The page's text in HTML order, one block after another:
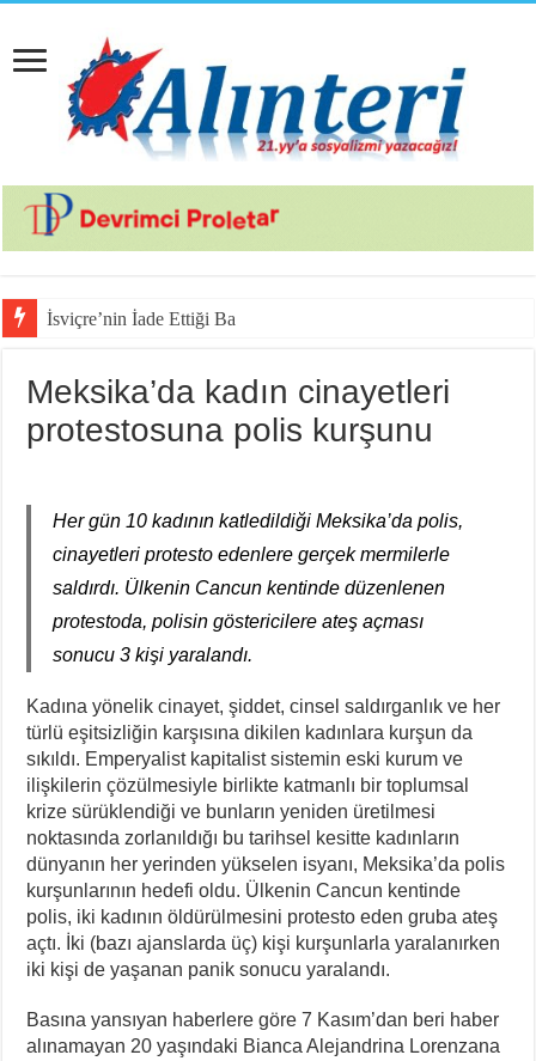
İsviçre’nin İade Ettiği Bahar Yalçınk
Meksika’da kadın cinayetleri
protestosuna polis kurşunu
Her gün 10 kadının katledildiği Meksika’da polis,
cinayetleri protesto edenlere gerçek mermilerle
saldırdı. Ülkenin Cancun kentinde düzenlenen
protestoda, polisin göstericilere ateş açması
sonucu 3 kişi yaralandı.
Kadına yönelik cinayet, şiddet, cinsel saldırganlık ve her
türlü eşitsizliğin karşısına dikilen kadınlara kurşun da
sıkıldı. Emperyalist kapitalist sistemin eski kurum ve
ilişkilerin çözülmesiyle birlikte katmanlı bir toplumsal
krize sürüklendiği ve bunların yeniden üretilmesi
noktasında zorlanıldığı bu tarihsel kesitte kadınların
dünyanın her yerinden yükselen isyanı, Meksika’da polis
kurşunlarının hedefi oldu. Ülkenin Cancun kentinde
polis, iki kadının öldürülmesini protesto eden gruba ateş
açtı. İki (bazı ajanslarda üç) kişi kurşunlarla yaralanırken
iki kişi de yaşanan panik sonucu yaralandı.
Basına yansıyan haberlere göre 7 Kasım’dan beri haber
alınamayan 20 yaşındaki Bianca Alejandrina Lorenzana